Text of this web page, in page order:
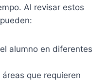
Al revisar estos
alumno en diferentes
que requieren